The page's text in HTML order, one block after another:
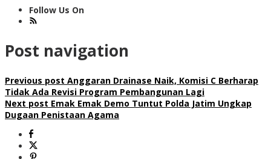
Follow Us On
Post navigation
Previous post Anggaran Drainase Naik, Komisi C Berharap
Tidak Ada Revisi Program Pembangunan Lagi
Next post Emak Emak Demo Tuntut Polda Jatim Ungkap
Dugaan Penistaan Agama